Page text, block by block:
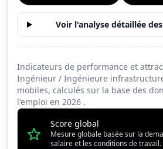
Voir l'analyse détaillée des
Indicateurs de performance et
Ingénieur / Ingénieure
mobiles, calculés sur la base des
l'emploi en 2026 .
Score global
Mesure globale basée sur la
salaire et les conditions de travail.